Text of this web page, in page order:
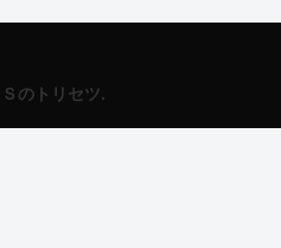
のトリセツ.